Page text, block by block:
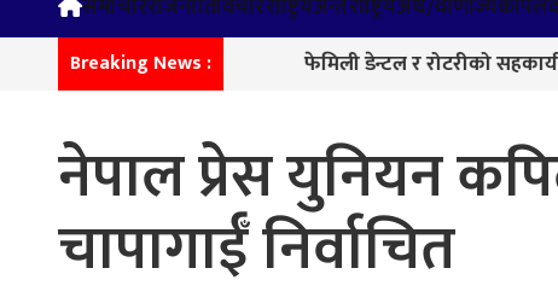
Breaking News :फेमिली डेन्टल र रोटरीको सहकार्यमा दन्त
नेपाल प्रेस युनियन
चापागाईँ निर्वाचित